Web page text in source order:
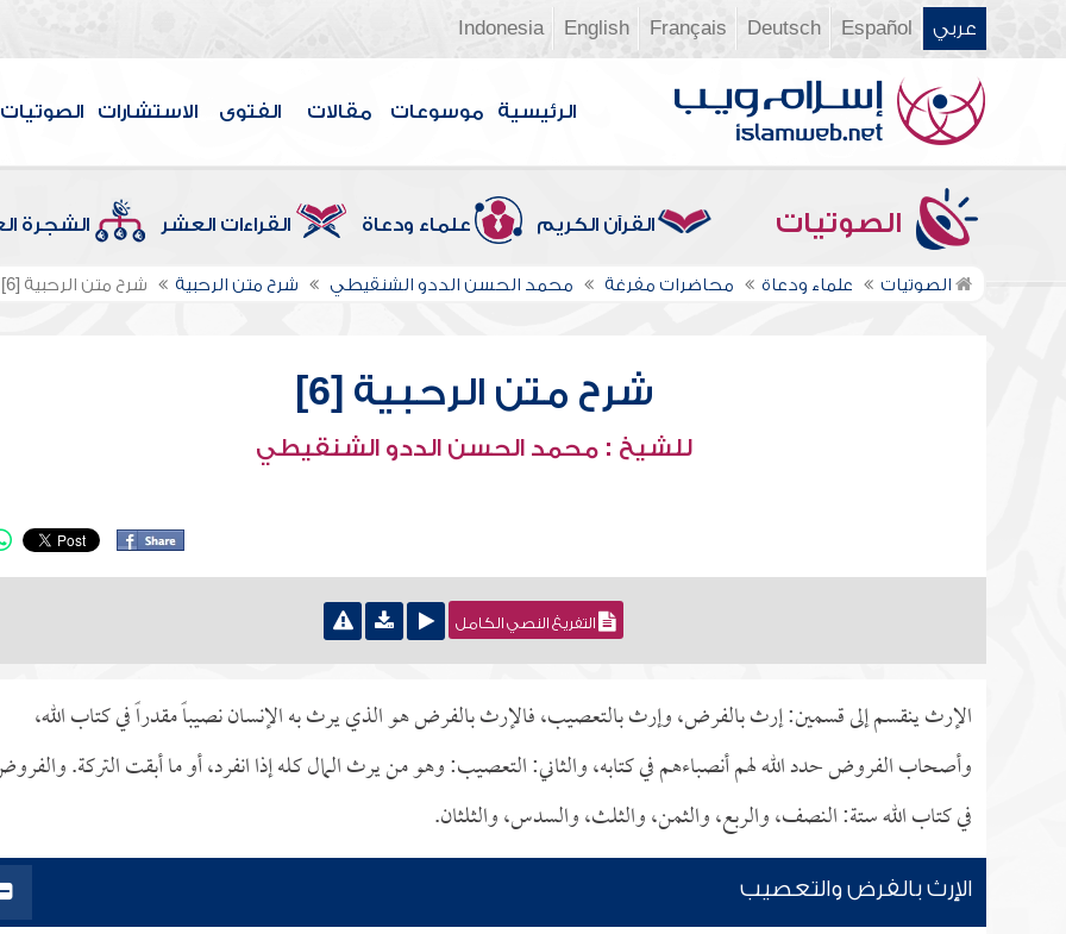
عربي Español
Deutsch
Français
English
Indonesia
الرئيسية موسوعات مقالات الفتوى الاستشارات الصوتيات
الصوتيات القرآن الكريم علماء ودعاة القراءات العشر الشجرة
الصوتيات علماء ودعاة محاضرات مفرغة محمد الحسن الددو الشنقيطي شرح متن الرحبية شرح متن الرحبية [6]
شرح متن الرحبية [6]
للشيخ : محمد الحسن الددو الشنقيطي
التفريغ النصي الكامل
الإرث ينقسم إلى قسمين: إرث بالفرض، وإرث بالتعصيب، فالإرث بالفرض هو الذي يرث به الإنسان نصيباً مقدراً في كتاب الله،
وأصحاب الفروض حدد الله لهم أنصباءهم في كتابه، والثاني: التعصيب: وهو من يرث المال كله إذا انفرد، أو ما أبقت التركة.
في كتاب الله ستة: النصف، والربع، والثمن، والثلث، والسدس، والثلثان.
الإرث بالفرض والتعصيب